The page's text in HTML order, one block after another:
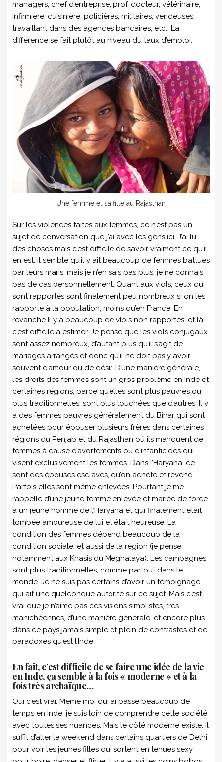
managers, chef d’entreprise, prof, docteur, vétérinaire,
infirmière, cuisinière, policières, militaires, vendeuses,
travaillant dans des agences bancaires, etc… La
différence se fait plutôt au niveau du taux d’emploi.
Une femme et sa fille au Rajasthan
Sur les violences faites aux femmes, ce n’est pas un
sujet de conversation que j’ai avec les gens ici. J’ai lu
des choses mais c’est difficile de savoir vraiment ce qu’il
en est. Il semble qu’il y ait beaucoup de femmes battues
par leurs maris, mais je n’en sais pas plus, je ne connais
pas de cas personnellement. Quant aux viols, ceux qui
sont rapportés sont finalement peu nombreux si on les
rapporte à la population, moins qu’en France. En
revanche il y a beaucoup de viols non rapportés, et là
c’est difficile à estimer. Je pense que les viols conjugaux
sont assez nombreux, d’autant plus qu’il s’agit de
mariages arrangés et donc qu’il ne doit pas y avoir
souvent d’amour ou de désir. D’une manière générale,
les droits des femmes sont un gros problème en Inde et
certaines régions, parce qu’elles sont plus pauvres ou
plus traditionnelles, sont plus touchées que d’autres. Il y
a des femmes pauvres généralement du Bihar qui sont
achetées pour épouser plusieurs frères dans certaines
régions du Penjab et du Rajasthan où ils manquent de
femmes à cause d’avortements ou d’infanticides qui
visent exclusivement les femmes. Dans l’Haryana, ce
sont des épouses esclaves, qu’on achète et revend.
Parfois elles sont même enlevées. Pourtant je me
rappelle d’une jeune femme enlevée et mariée de force
à un jeune homme de l’Haryana et qui finalement était
tombée amoureuse de lui et était heureuse. La
condition des femmes dépend beaucoup de la
condition sociale, et aussi de la région (je pense
notamment aux Khasis du Meghalaya). Les campagnes
sont plus traditionnelles, comme partout dans le
monde. Je ne suis pas certains d’avoir un témoignage
qui ait une quelconque autorité sur ce sujet. Mais c’est
vrai que je n’aime pas ces visions simplistes, très
manichéennes, d’une manière générale, et encore plus
dans ce pays jamais simple et plein de contrastes et de
paradoxes qu’est l’Inde.
En fait, c’est difficile de se faire une idée de la vie
en Inde, ça semble à la fois « moderne » et à la
fois très archaïque…
Oui c’est vrai. Même moi qui ai passé beaucoup de
temps en Inde, je suis loin de comprendre cette société
avec toutes ses nuances. Mais le côté moderne existe. Il
suffit d’aller le weekend dans certains quartiers de Delhi
pour voir les jeunes filles qui sortent en tenues sexy